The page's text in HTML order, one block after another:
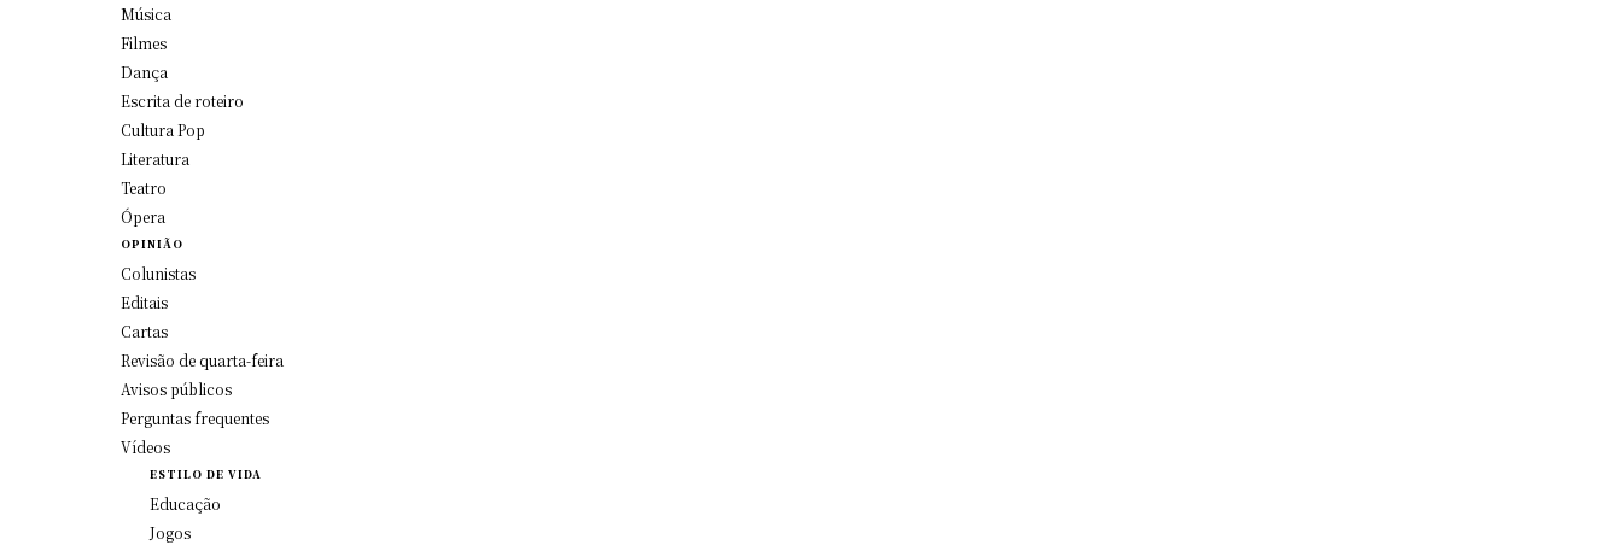
Música
Filmes
Dança
Escrita de roteiro
Cultura Pop
Literatura
Teatro
Ópera
OPINIÃO
Colunistas
Editais
Cartas
Revisão de quarta-feira
Avisos públicos
Perguntas frequentes
Vídeos
ESTILO DE VIDA
Educação
Jogos